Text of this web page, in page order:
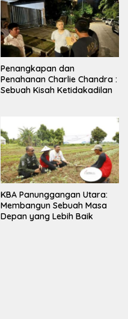
Penangkapan dan
Penahanan Charlie Chandra :
Sebuah Kisah Ketidakadilan
KBA Panunggangan Utara:
Membangun Sebuah Masa
Depan yang Lebih Baik